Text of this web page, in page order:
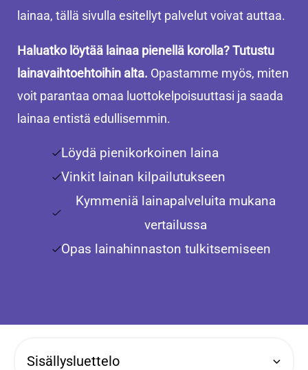
lainaa, tällä sivulla esitellyt palvelut voivat auttaa.
Haluatko löytää lainaa pienellä korolla? Tutustu
lainavaihtoehtoihin alta. Opastamme myös, miten
voit parantaa omaa luottokelpoisuuttasi ja saada
lainaa entistä edullisemmin.
Löydä pienikorkoinen laina
Vinkit lainan kilpailutukseen
Kymmeniä lainapalveluita mukana
vertailussa
Opas lainahinnaston tulkitsemiseen
Sisällysluettelo